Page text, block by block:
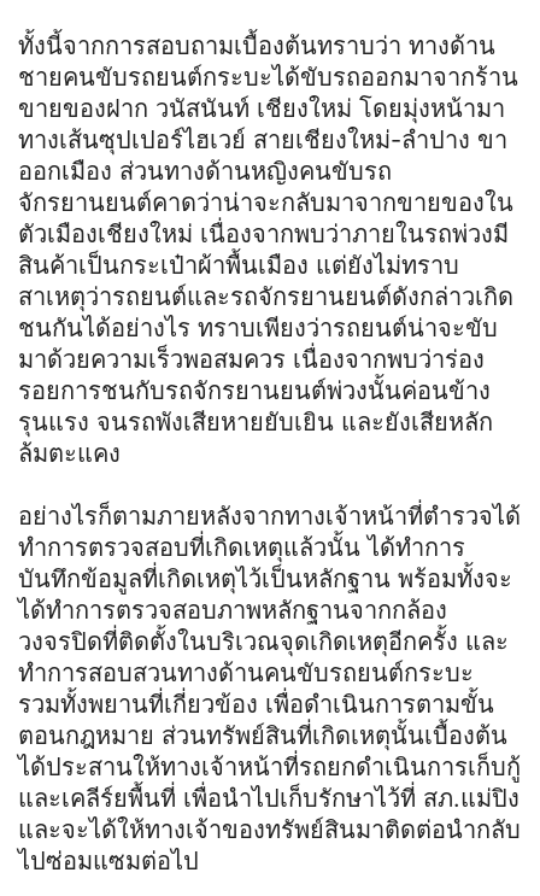
ทั้งนี้จากการสอบถามเบื้องต้นทราบว่า ทางด้าน
ชายคนขับรถยนต์กระบะได้ขับรถออกมาจากร้าน
ขายของฝาก วนัสนันท์ เชียงใหม่ โดยมุ่งหน้ามา
ทางเส้นซุปเปอร์ไฮเวย์ สายเชียงใหม่-ลำปาง ขา
ออกเมือง ส่วนทางด้านหญิงคนขับรถ
จักรยานยนต์คาดว่าน่าจะกลับมาจากขายของใน
ตัวเมืองเชียงใหม่ เนื่องจากพบว่าภายในรถพ่วงมี
สินค้าเป็นกระเป๋าผ้าพื้นเมือง แต่ยังไม่ทราบ
สาเหตุว่ารถยนต์และรถจักรยานยนต์ดังกล่าวเกิด
ชนกันได้อย่างไร ทราบเพียงว่ารถยนต์น่าจะขับ
มาด้วยความเร็วพอสมควร เนื่องจากพบว่าร่อง
รอยการชนกับรถจักรยานยนต์พ่วงนั้นค่อนข้าง
รุนแรง จนรถพังเสียหายยับเยิน และยังเสียหลัก
ล้มตะแคง
อย่างไรก็ตามภายหลังจากทางเจ้าหน้าที่ตำรวจได้
ทำการตรวจสอบที่เกิดเหตุแล้วนั้น ได้ทำการ
บันทึกข้อมูลที่เกิดเหตุไว้เป็นหลักฐาน พร้อมทั้งจะ
ได้ทำการตรวจสอบภาพหลักฐานจากกล้อง
วงจรปิดที่ติดตั้งในบริเวณจุดเกิดเหตุอีกครั้ง และ
ทำการสอบสวนทางด้านคนขับรถยนต์กระบะ
รวมทั้งพยานที่เกี่ยวข้อง เพื่อดำเนินการตามขั้น
ตอนกฎหมาย ส่วนทรัพย์สินที่เกิดเหตุนั้นเบื้องต้น
ได้ประสานให้ทางเจ้าหน้าที่รถยกดำเนินการเก็บกู้
และเคลีร์ยพื้นที่ เพื่อนำไปเก็บรักษาไว้ที่ สภ.แม่ปิง
และจะได้ให้ทางเจ้าของทรัพย์สินมาติดต่อนำกลับ
ไปซ่อมแซมต่อไป